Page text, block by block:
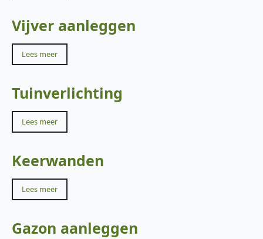
Vijver aanleggen
Lees meer
Tuinverlichting
Lees meer
Keerwanden
Lees meer
Gazon aanleggen